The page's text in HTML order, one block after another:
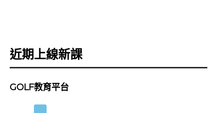
近期上線新課
GOLF教育平台